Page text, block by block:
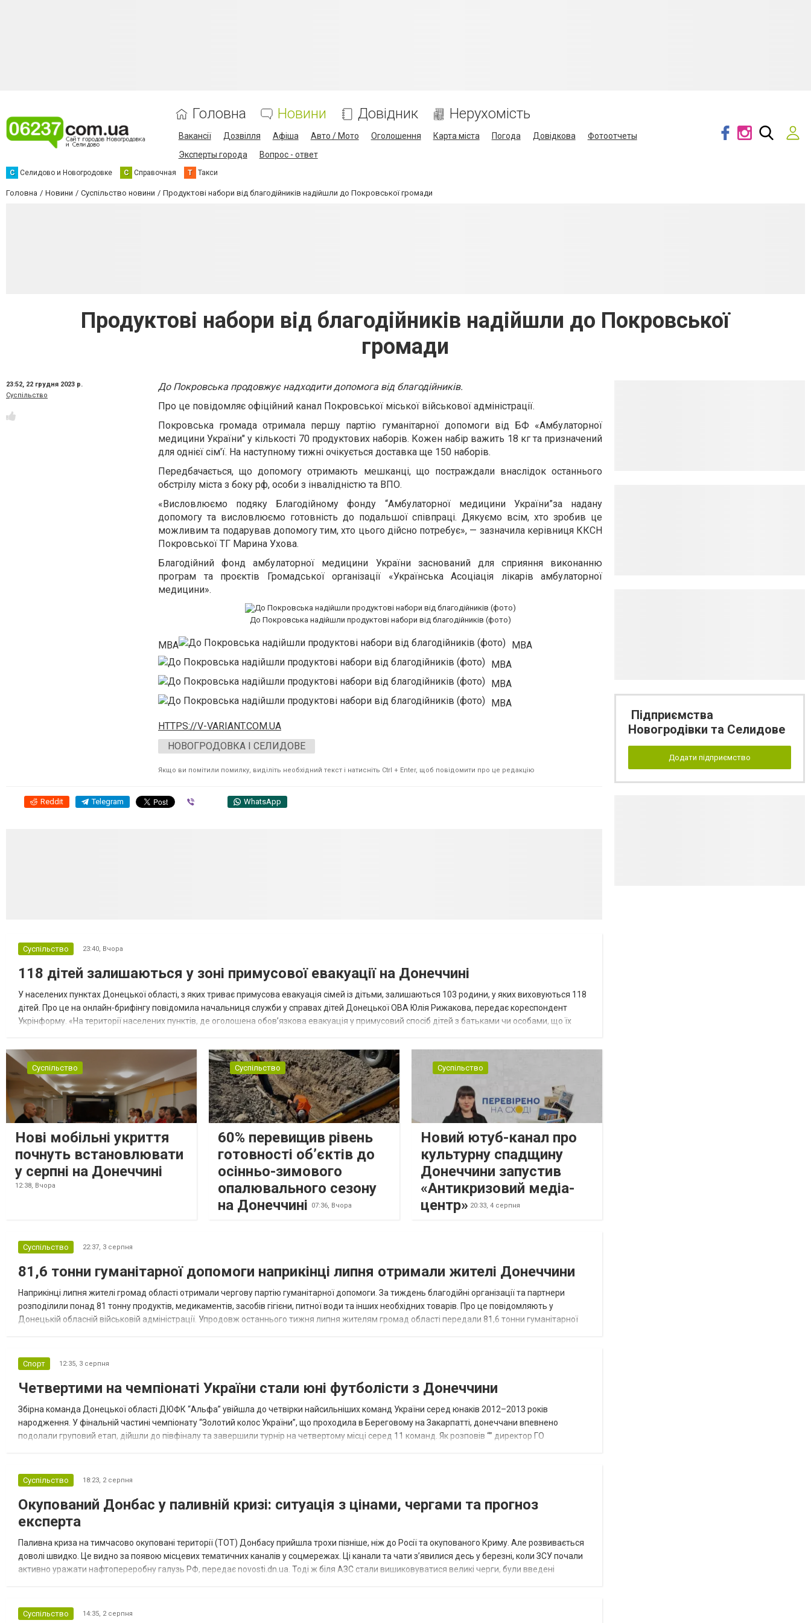
Головна Новини Довідник Нерухомість
Вакансії Дозвілля Афіша Авто / Мото Оголошення Карта міста Погода Довідкова
Фотоотчеты
Эксперты города
Вопрос - ответ
С Селидово и Новогродовке С Справочная Т Такси
Головна Новини Суспільство новини Продуктові набори від благодійників надійшли до Покровської громади
Продуктові набори від благодійників надійшли до Покровської
громади
23:52, 22 грудня 2023 р.
Суспільство
До Покровська продовжує надходити допомога від благодійників.
Про це повідомляє офіційний канал Покровської міської військової адміністрації.
Покровська громада отримала першу партію гуманітарної допомоги від БФ «Амбулаторної
медицини України" у кількості 70 продуктових наборів. Кожен набір важить 18 кг та призначений
для однієї сім'ї. На наступному тижні очікується доставка ще 150 наборів.
Передбачається, що допомогу отримають мешканці, що постраждали внаслідок останнього
обстрілу міста з боку рф, особи з інвалідністю та ВПО.
«Висловлюємо подяку Благодійному фонду “Амбулаторної медицини України”за надану
допомогу та висловлюємо готовність до подальшої співпраці. Дякуємо всім, хто зробив це
можливим та подарував допомогу тим, хто цього дійсно потребує», — зазначила керівниця ККСН
Покровської ТГ Марина Ухова.
Благодійний фонд амбулаторної медицини України заснований для сприяння виконанню
програм та проєктів Громадської організації «Українська Асоціація лікарів амбулаторної
медицини».
До Покровська надійшли продуктові набори від благодійників (фото)
МВА
МВА
МВА
МВА
МВА
HTTPS://V-VARIANT.COM.UA
НОВОГРОДОВКА І СЕЛИДОВЕ
Якщо ви помітили помилку, виділіть необхідний текст і натисніть Ctrl + Enter, щоб повідомити про це редакцію
Reddit Telegram WhatsApp
Суспільство 23:40, Вчора
118 дітей залишаються у зоні примусової евакуації на Донеччині
У населених пунктах Донецької області, з яких триває примусова евакуація сімей із дітьми, залишаються 103 родини, у яких виховуються 118
дітей. Про це на онлайн-брифінгу повідомила начальниця служби у справах дітей Донецької ОВА Юлія Рижакова, передає кореспондент
Укрінформу. «На території населених пунктів, де оголошена обов’язкова евакуація у примусовий спосіб дітей з батьками чи особами, що їх
Суспільство
Нові мобільні укриття
почнуть встановлювати
у серпні на Донеччині
12:38, Вчора
Суспільство
60% перевищив рівень
готовності об’єктів до
осінньо-зимового
опалювального сезону
на Донеччині
07:36, Вчора
Суспільство
Новий ютуб-канал про
культурну спадщину
Донеччини запустив
«Антикризовий медіа-
центр» 20:33, 4 серпня
Суспільство 22:37, 3 серпня
81,6 тонни гуманітарної допомоги наприкінці липня отримали жителі Донеччини
Наприкінці липня жителі громад області отримали чергову партію гуманітарної допомоги. За тиждень благодійні організації та партнери
розподілили понад 81 тонну продуктів, медикаментів, засобів гігієни, питної води та інших необхідних товарів. Про це повідомляють у
Донецькій обласній військовій адміністрації. Упродовж останнього тижня липня жителям громад області передали 81,6 тонни гуманітарної
Спорт 12:35, 3 серпня
Четвертими на чемпіонаті України стали юні футболісти з Донеччини
Збірна команда Донецької області ДЮФК “Альфа” увійшла до четвірки найсильніших команд України серед юнаків 2012–2013 років
народження. У фінальній частині чемпіонату “Золотий колос України”, що проходила в Береговому на Закарпатті, донеччани впевнено
подолали груповий етап, дійшли до півфіналу та завершили турнір на четвертому місці серед 11 команд. Як розповів “” директор ГО
Суспільство 18:23, 2 серпня
Окупований Донбас у паливній кризі: ситуація з цінами, чергами та прогноз
експерта
Паливна криза на тимчасово окуповані території (ТОТ) Донбасу прийшла трохи пізніше, ніж до Росії та окупованого Криму. Але розвивається
доволі швидко. Це видно за появою місцевих тематичних каналів у соцмережах. Ці канали та чати з’явилися десь у березні, коли ЗСУ почали
активно уражати нафтопереробну галузь РФ, передає novosti.dn.ua. Тоді ж біля АЗС стали вишиковуватися великі черги, були введені
Суспільство 14:35, 2 серпня
Підприємства
Новогродівки та Селидове
Додати підприємство